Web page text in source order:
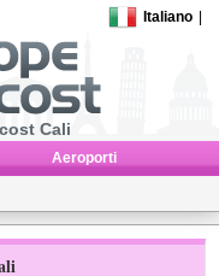
Italiano
Cali
Aeroporti